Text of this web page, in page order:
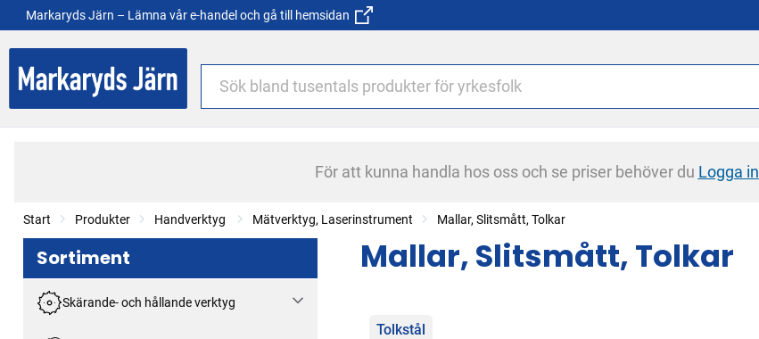
Markaryds Järn – Lämna vår e-handel och gå till hemsidan
För att kunna handla hos oss och se priser behöver du Logga in
Start Produkter Handverktyg Mätverktyg, Laserinstrument Mallar, Slitsmått, Tolkar
Sortiment
Skärande- och hållande verktyg
Mallar, Slitsmått, Tolkar
Kategorier
Tolkstål